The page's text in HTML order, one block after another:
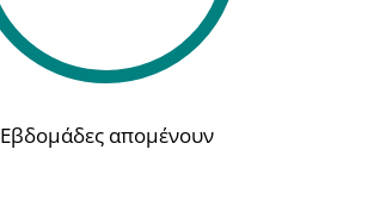
Εβδομάδες απομένουν